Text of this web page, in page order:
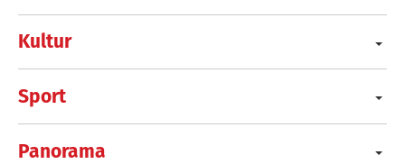
Kultur
Sport
Panorama